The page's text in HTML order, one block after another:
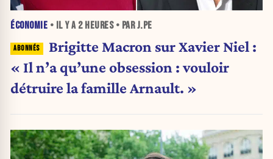
ÉCONOMIE • IL Y A 2 HEURES• PAR J.PE
Brigitte Macron sur Xavier Niel :
« Il n’a qu’une obsession : vouloir
détruire la famille Arnault. »